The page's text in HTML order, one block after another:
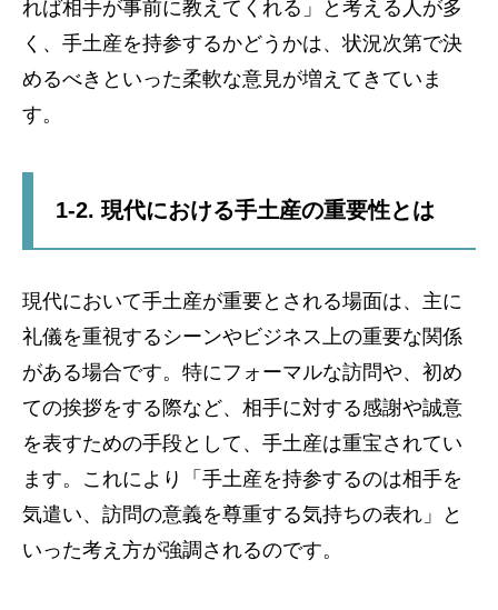
れば相手が事前に教えてくれる」と考える人が多
く、手土産を持参するかどうかは、状況次第で決
めるべきといった柔軟な意見が増えてきていま
す。
1-2. 現代における手土産の重要性とは
現代において手土産が重要とされる場面は、主に
礼儀を重視するシーンやビジネス上の重要な関係
がある場合です。特にフォーマルな訪問や、初め
ての挨拶をする際など、相手に対する感謝や誠意
を表すための手段として、手土産は重宝されてい
ます。これにより「手土産を持参するのは相手を
気遣い、訪問の意義を尊重する気持ちの表れ」と
いった考え方が強調されるのです。